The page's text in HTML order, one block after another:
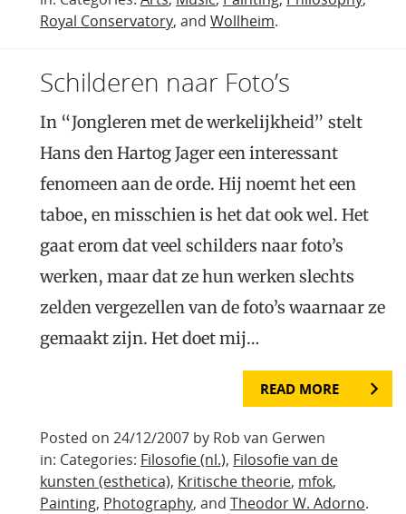
Royal Conservatory, and Wollheim.
Schilderen naar Foto’s
In “Jongleren met de werkelijkheid” stelt
Hans den Hartog Jager een interessant
fenomeen aan de orde. Hij noemt het een
taboe, en misschien is het dat ook wel. Het
gaat erom dat veel schilders naar foto’s
werken, maar dat ze hun werken slechts
zelden vergezellen van de foto’s waarnaar ze
gemaakt zijn. Het doet mij…
READ MORE
Posted on 24/12/2007 by Rob van Gerwen
in: Categories: Filosofie (nl.), Filosofie van de
kunsten (esthetica), Kritische theorie, mfok,
Painting, Photography, and Theodor W. Adorno.